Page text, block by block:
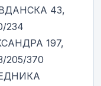
43,
234
197,
370